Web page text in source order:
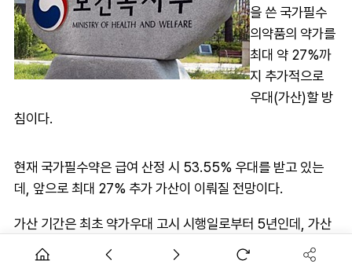
을 쓴 국가필수
의약품의 약가를
최대 약 27%까
지 추가적으로
우대(가산)할 방
침이다.
현재 국가필수약은 급여 산정 시 53.55% 우대를 받고 있는
데, 앞으로 최대 27% 추가 가산이 이뤄질 전망이다.
가산 기간은 최초 약가우대 고시 시행일로부터 5년인데, 가산
기간이 경과하더라고 제약사가 의약품 안정공급 등을 이유로
가산기간 연장을 신청하면 약제급여평가위원회 심의를 거쳐